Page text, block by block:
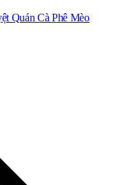
Quán Cà Phê Mèo